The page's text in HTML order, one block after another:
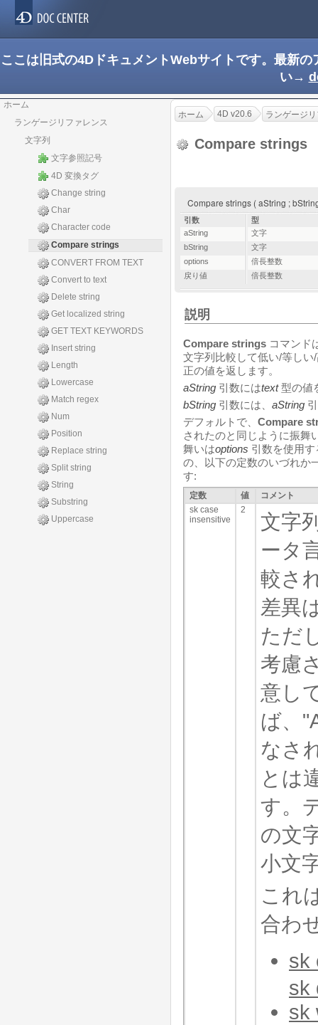
ここは旧式の4DドキュメントWebサイトです。最新
い→
ホーム
ランゲージリファレンス
文字列
文字参照記号
4D 変換タグ
Change string
Char
Character code
Compare strings
CONVERT FROM TEXT
Convert to text
Delete string
Get localized string
GET TEXT KEYWORDS
Insert string
Length
Lowercase
Match regex
Num
Position
Replace string
Split string
String
Substring
Uppercase
ホーム 4D v20.6 ランゲージ
Compare strings
Compare strings ( aString ;
引数
型
aString
文字
bString
文字
options
倍長整数
戻り値
倍長整数
説明
Compare strings コマンド
文字列比較して低い/等し
正の値を返します。
aString 引数にはtext型の値
bString 引数には、 aString
デフォルトで、 Compare
されたのと同じように振舞
舞いはoptions 引数を使用
の、以下の定数のいづれか
す:
定数 値
コメント
sk case
insensitive
2
文字
ータ
較さ
差異
ただ
考慮
意し
ば、
なさ
とは
す。
の文
小文
これ
合わ
sk
sk
sk